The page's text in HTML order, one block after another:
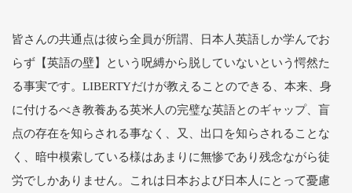
皆さんの共通点は彼ら全員が所謂、日本人英語しか学んでお
らず【英語の壁】という呪縛から脱していないという愕然た
る事実です。LIBERTYだけが教えることのできる、本来、身
に付けるべき教養ある英米人の完璧な英語とのギャップ、盲
点の存在を知らされる事なく、又、出口を知らされることな
く、暗中模索している様はあまりに無惨であり残念ながら徒
労でしかありません。これは日本および日本人にとって憂慮